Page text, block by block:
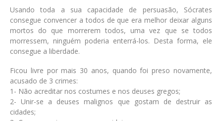
Usando toda a sua capacidade de persuasão, Sócrates
consegue convencer a todos de que era melhor deixar alguns
mortos do que morrerem todos, uma vez que se todos
morressem, ninguém poderia enterrá-los. Desta forma, ele
consegue a liberdade.
Ficou livre por mais 30 anos, quando foi preso novamente,
acusado de 3 crimes:
1- Não acreditar nos costumes e nos deuses gregos;
2- Unir-se a deuses malignos que gostam de destruir as
cidades;